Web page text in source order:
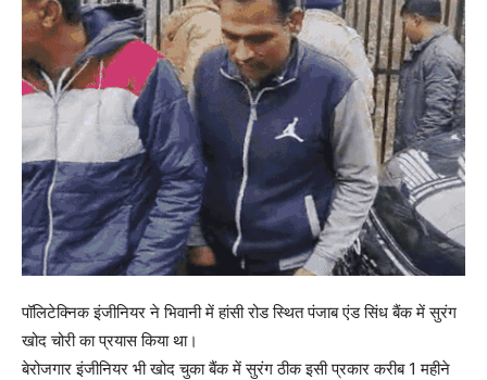
पॉलिटेक्निक इंजीनियर ने भिवानी में हांसी रोड स्थित पंजाब एंड सिंध बैंक में सुरंग
खोद चोरी का प्रयास किया था।
बेरोजगार इंजीनियर भी खोद चुका बैंक में सुरंग ठीक इसी प्रकार करीब 1 महीने